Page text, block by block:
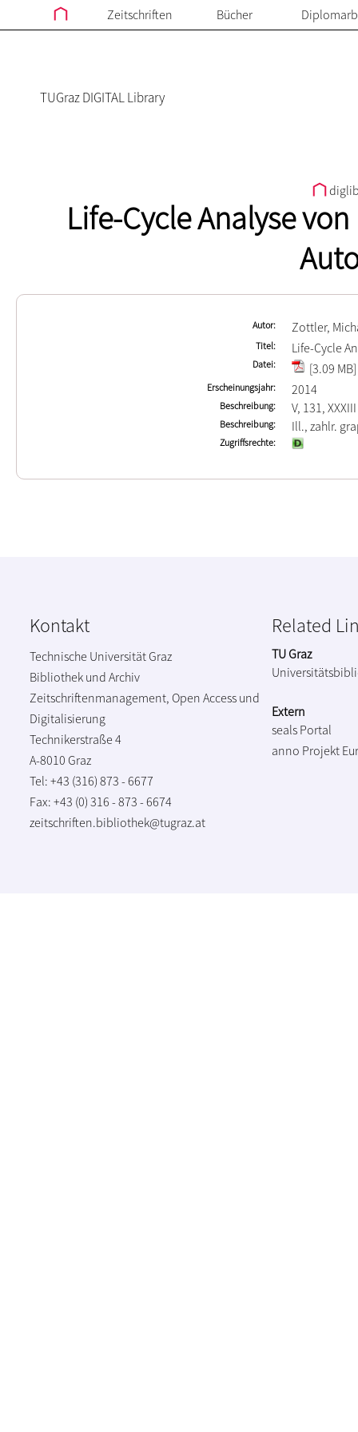
Zeitschriften Bücher
TUGraz DIGITAL Library
Life-Cycle Analyse
Autor Zottler,
Titel Life-Cycle
Datei [3.09 MB]
Erscheinungsjahr 2014
Beschreibung V, 131,
Beschreibung Ill., zahlr.
Zugriffsrechte
Kontakt
Technische Universität Graz
Bibliothek und Archiv
Zeitschriftenmanagement, Open Access und
Digitalisierung
Technikerstraße 4
A-8010 Graz
Tel: +43 (316) 873 - 6677
Fax: +43 (0) 316 - 873 - 6674
zeitschriften.bibliothek@tugraz.at
Related
TU Graz
Extern
seals Portal
anno Projekt